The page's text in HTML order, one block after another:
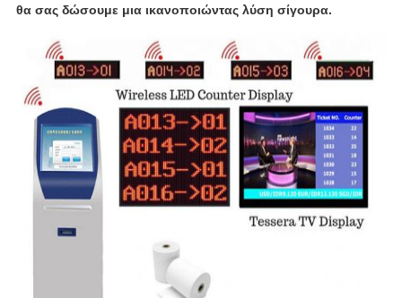
θα σας δώσουμε μια ικανοποιώντας λύση σίγουρα.